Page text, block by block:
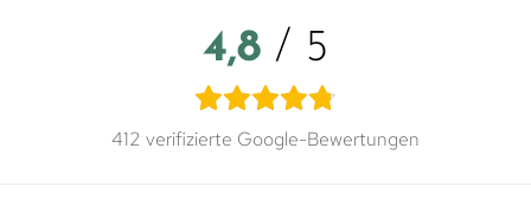
4,8 / 5
412 verifizierte Google-Bewertungen